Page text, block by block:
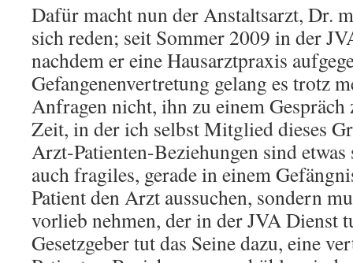
Dafür macht nun der Anstaltsarzt, Dr.
sich reden; seit Sommer 2009 in der
nachdem er eine Hausarztpraxis
Gefangenenvertretung gelang es trotz
Anfragen nicht, ihn zu einem Gespräch
Zeit, in der ich selbst Mitglied dieses
Arzt-Patienten-Beziehungen sind
auch fragiles, gerade in einem
Patient den Arzt aussuchen, sondern
vorlieb nehmen, der in der JVA Dienst
Gesetzgeber tut das Seine dazu, eine